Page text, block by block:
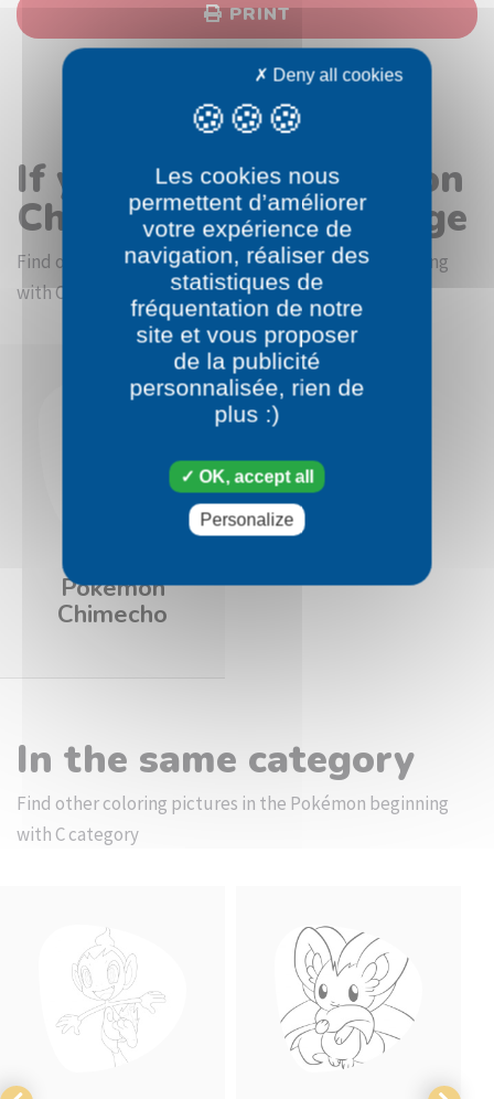
PRINT
If you like the Pokémon
Chingling coloring page
Find other coloring pictures in the Pokémon beginning
with C category
Pokémon
Chimecho
In the same category
Find other coloring pictures in the Pokémon beginning
with C category
Les cookies nous
permettent d’améliorer
votre expérience de
navigation, réaliser des
statistiques de
fréquentation de notre
site et vous proposer
de la publicité
personnalisée, rien de
plus :)
OK, accept all
Deny all cookies
Personalize